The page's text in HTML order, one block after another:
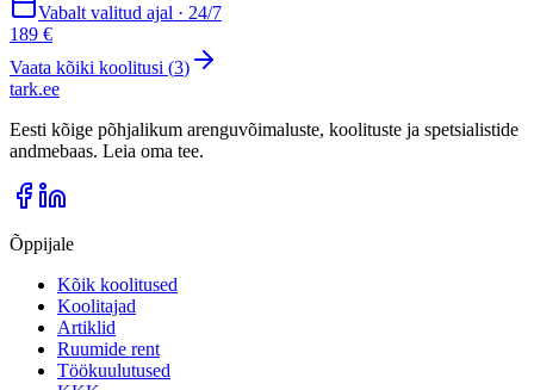
Vabalt valitud ajal · 24/7
189 €
Vaata kõiki koolitusi (3)
tark.ee
Eesti kõige põhjalikum arenguvõimaluste, koolituste ja spetsialistide
andmebaas. Leia oma tee.
Õppijale
Kõik koolitused
Koolitajad
Artiklid
Ruumide rent
Töökuulutused